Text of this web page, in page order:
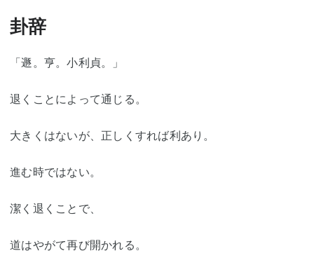
卦辞
「遯。亨。小利貞。」
退くことによって通じる。
大きくはないが、正しくすれば利あり。
進む時ではない。
潔く退くことで、
道はやがて再び開かれる。